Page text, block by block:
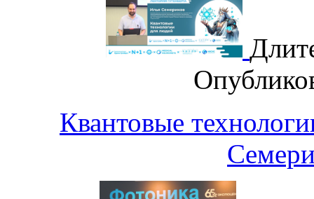
Квантовые